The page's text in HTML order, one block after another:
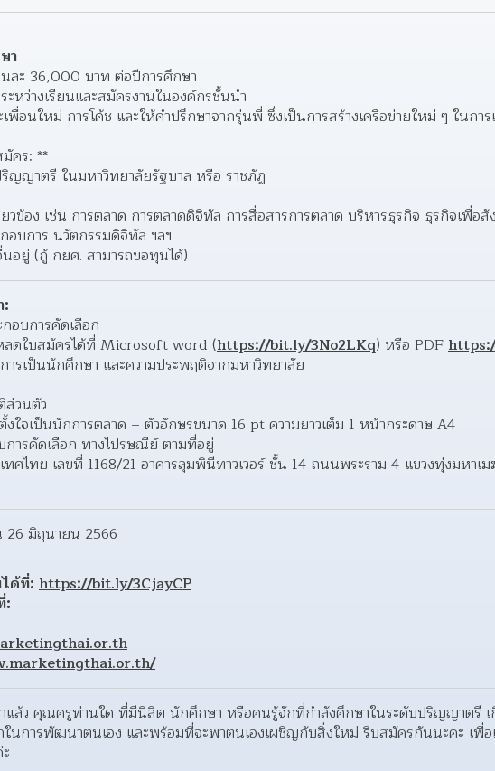
า
ละ 36,000 บาท ต่อปีการศึกษา
ะหว่างเรียนและสมัครงานในองค์กรชั้นนำ
พื่อนใหม่ การโค้ช และให้คำปรึกษาจากรุ่นพี่ ซึ่งเป็นการสร้างเครือข่ายใหม่ ๆ ในกา
คร: **
ญญาตรี ในมหาวิทยาลัยรัฐบาล หรือ ราชภัฏ
วข้อง เช่น การตลาด การตลาดดิจิทัล การสื่อสารการตลาด บริหารธุรกิจ ธุรกิจเพื่อ
อบการ นวัตกรรมดิจิทัล ฯลฯ
อยู่ (กู้ กยศ. สามารถขอทุนได้)
:
อบการคัดเลือก
ลดใบสมัครได้ที่ Microsoft word (https://bit.ly/3No2LKq) หรือ PDF
ารเป็นนักศึกษา และความประพฤติจากมหาวิทยาลัย
ส่วนตัว
งใจเป็นนักการตลาด – ตัวอักษรขนาด 16 pt ความยาวเต็ม 1 หน้ากระดาษ A4
การคัดเลือก ทางไปรษณีย์ ตามที่อยู่
ศไทย เลขที่ 1168/21 อาคารลุมพินีทาวเวอร์ ชั้น 14 ถนนพระราม 4 แขวงทุ่งมหาเม
26 มิถุนายน 2566
ด้ที่: https://bit.ly/3CjayCP
:
าแล้ว คุณครูท่านใด ที่มีนิสิต นักศึกษา หรือคนรู้จักที่กำลังศึกษาในระดับปริญญาตรี เ
นการพัฒนาตนเอง และพร้อมที่จะพาตนเองเผชิญกับสิ่งใหม่ รีบสมัครกันนะคะ เพื่